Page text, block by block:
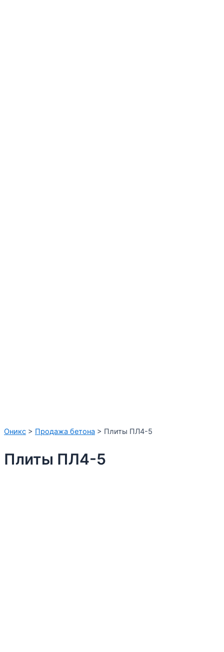
Оникс > Продажа бетона > Плиты ПЛ4-5
Плиты ПЛ4-5